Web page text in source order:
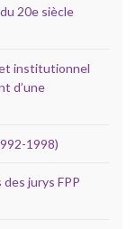
20e siècle
institutionnel
d’une
1998)
jurys FPP